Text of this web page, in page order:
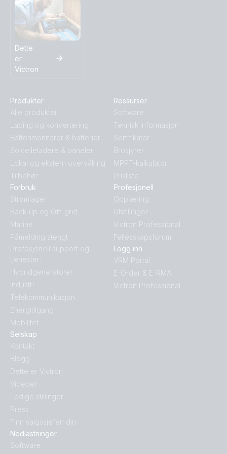
SmartSolar MPPT 250-100-MC4 VE.Can.PT03
SmartSolar MPPT 250-100-MC4 VE.Can.PT04
SmartSolar MPPT 250-100-MC4 VE.Can.PT05
SmartSolar MPPT 250-100-MC4 VE.Can.PT06
SmartSolar MPPT 250-100-MC4 VE.Can.PT07
SmartSolar MPPT 250-100-MC4 VE.Can.PT08
SmartSolar MPPT 250-100-Tr VE.Can.PT01
SmartSolar MPPT 250-100-Tr VE.Can.PT02
SmartSolar MPPT 250-100-Tr VE.Can.PT04
SmartSolar MPPT 250-100-Tr VE.Can.PT05
SmartSolar MPPT 250-100-Tr VE.Can.PT06
SmartSolar MPPT 250-100-Tr VE.Can.PT07
SmartSolar MPPT 250-100-Tr VE.Can.PT08
SmartSolar MPPT 250-70-Tr VE.Can.PT01
SmartSolar MPPT 250-70-Tr VE.Can.PT02
SmartSolar MPPT 250-70-Tr VE.Can.PT03
Dette
er
Victron
Produkter
Alle produkter
Lading og konvertering
Batterimonitorer & batterier
Solcelleladere & paneler
Lokal og ekstern overvåking
Tilbehør
Nedlastninger
Software
Forbruk
Strømlager
Back-up og Off-grid
Marine
Påmelding stengt
Profesjonell support og
tjenester:
Hybridgeneratorer
Industri
Telekommunikasjon
Energitilgang
Mobilitet
Selskap
Kontakt
Blogg
Dette er Victron
Videoer
Ledige stillinger
Press
Finn salgssjefen din
Ressurser
Software
Teknisk informasjon
Sertifikater
Brosjyrer
MPPT-kalkulator
Prisliste
Profesjonell
Opplæring
Utstillinger
Victron Professional
Fellesskapsforum
Logg inn
VRM Portal
E-Order & E-RMA
Victron Professional